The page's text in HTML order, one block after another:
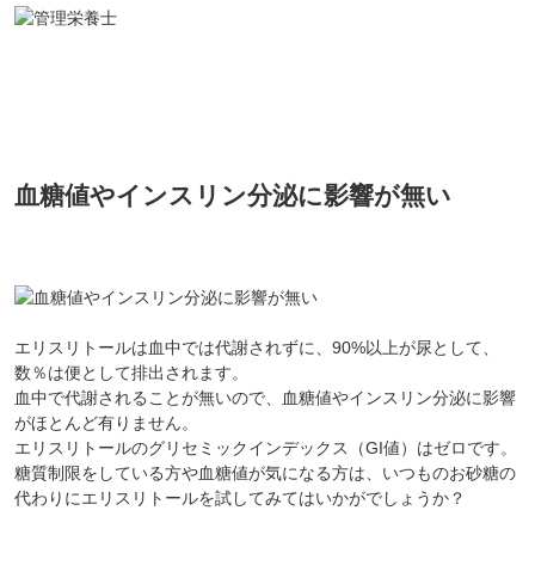
血糖値やインスリン分泌に影響が無い
エリスリトールは血中では代謝されずに、90%以上が尿として、
数％は便として排出されます。
血中で代謝されることが無いので、血糖値やインスリン分泌に影響
がほとんど有りません。
エリスリトールのグリセミックインデックス（GI値）はゼロです。
糖質制限をしている方や血糖値が気になる方は、いつものお砂糖の
代わりにエリスリトールを試してみてはいかがでしょうか？